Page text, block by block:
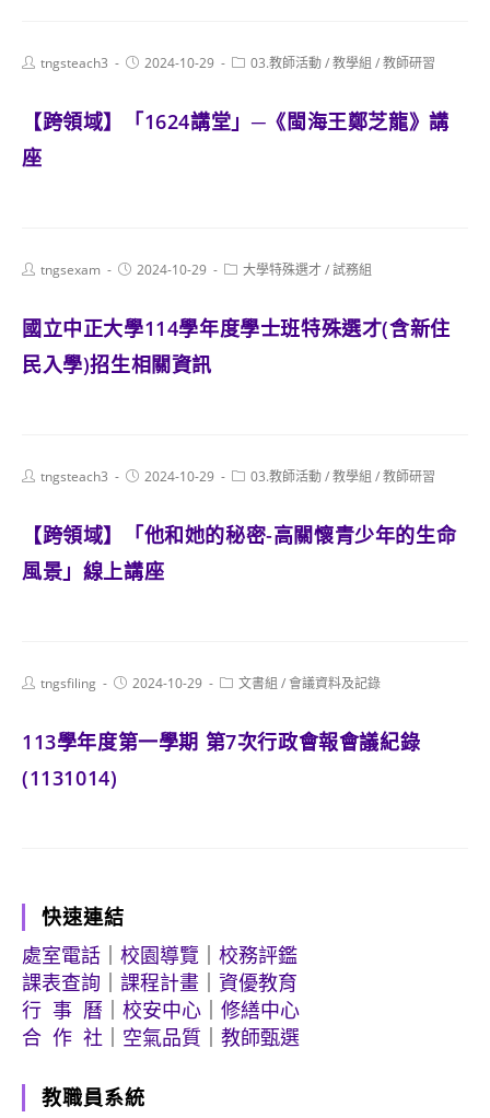
Posttngsteach3
Post2024-10-29
Post03.教師活動/教學組 /教師研習
【跨領域】「1624講堂」─《閩海王鄭芝龍》講
座
Posttngsexam
Post2024-10-29
Post大學特殊選才/試務組
國立中正大學114學年度學士班特殊選才(含新住
民入學)招生相關資訊
Posttngsteach3
Post2024-10-29
Post03.教師活動/教學組 /教師研習
【跨領域】「他和她的秘密-高關懷青少年的生命
風景」線上講座
Posttngsfiling
Post2024-10-29
Post文書組 /會議資料及記錄
113學年度第一學期 第7次行政會報會議紀錄
(1131014)
快速連結
處室電話
校園導覽
校務評鑑
課表查詢
課程計畫
資優教育
行 事 曆
校安中心
修繕中心
合 作 社
空氣品質 教師甄選
教職員系統